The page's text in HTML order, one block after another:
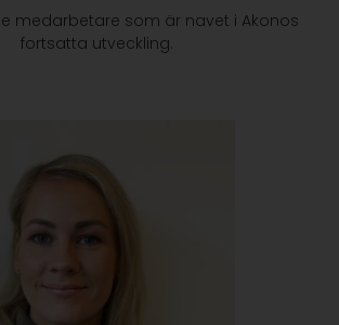
medarbetare som är navet i Akonos
fortsatta utveckling.